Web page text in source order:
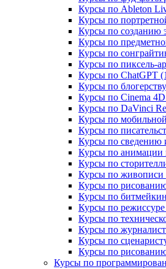
Курсы по Ableton
Курсы по
Курсы по созданию
Курсы по
Курсы по
Курсы по пиксель-
Курсы по ChatGPT
Курсы по
Курсы по Cinema
Курсы по DaVinci
Курсы по
Курсы по
Курсы по сведению
Курсы по анимации
Курсы по
Курсы по живописи
Курсы по
Курсы по
Курсы по
Курсы по
Курсы по
Курсы по
Курсы по
Курсы по